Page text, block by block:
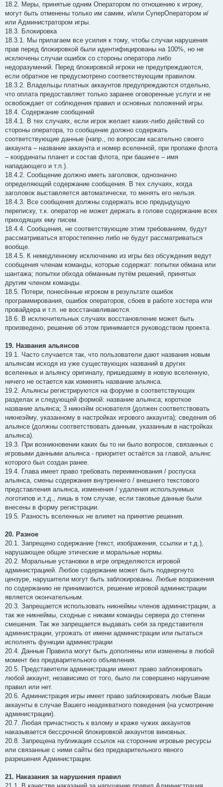
18.2. Меры, принятые одним Оператором по отношению к игроку,
могут быть отменены только им самим, и/или СуперОператором и/
или Администратором игры.
18.3. Блокировка
18.3.1. Мы прилагаем все усилия к тому, чтобы случаи нарушения
прав перед блокировкой были идентифицированы на 100%, но не
исключены случаи ошибок со стороны оператора либо
недоразумений. Перед блокировкой игроки не предупреждаются,
если обратное не предусмотрено соответствующим правилом.
18.3.2. Владельцы платных аккаунтов предупреждаются отдельно,
что оплата предоставляет только заранее оговоренные услуги и не
освобождает от соблюдения правил и основных положений игры.
18.4. Содержание сообщений
18.4.1. В тех случаях, если игрок желает каких-либо действий со
стороны оператора, то сообщение должно содержать
соответствующие данные (напр., по вопросам касательно своего
аккаунта – название аккаунта и номер вселенной, при пропаже флота
– координаты планет и состав флота, при башинге – имя
нападающего и т.п.).
18.4.2. Сообщение должно иметь заголовок, однозначно
определяющий содержание сообщения. В тех случаях, когда
заголовок выставляется автоматически, то менять его нельзя.
18.4.3. Все сообщения должны содержать всю предыдущую
переписку, т.к. оператор не может держать в голове содержание всех
приходящих ему писем.
18.4.4. Сообщения, не соответствующие этим требованиям, будут
рассматриваться второстепенно либо не будут рассматриваться
вообще.
18.4.5. К немедленному исключению из игры без обсуждения ведут
сообщения членам команды, которые содержат: попытки обмана или
шантажа; попытки обхода обманным путём решений, принятых
другим членом команды.
18.5. Потери, понесённые игроком в результате ошибок
программирования, ошибок операторов, сбоев в работе хостера или
провайдера и т.п. не восстанавливаются.
18.6. В исключительных случаях восстановление может быть
произведено, решение об этом принимается руководством проекта.
19. Названия альянсов
19.1. Часто случается так, что пользователи дают названия новым
альянсам исходя из уже существующих названий в других
вселенных и альянсу оригиналу, пришедшему в новую вселенную,
ничего не остается как изменять название альянса.
19.2. Альянсы регистрируются на форуме в соответствующих
разделах и следующей формой: название альянса; короткое
название альянса; 3 никнэйм основателя (должен соответствовать
никнеэйму, указанному в настройках игрового аккаунта); сведения об
альянсе (должны соответствовать данным, указанным в настройках
альянса).
19.3. При возникновении каких бы то ни было вопросов, связанных с
игровыми данными альянса - приоритет остаётся за главой, альянс
которого был создан ранее.
19.4. Глава имеет право требовать переименования / роспуска
альянса, смены содержания внутреннего / внешнего текстового
представления альянса, изменения / удаления используемых
логотипов и.т.д., лишь в том случае, если таковые данные были
внесены в форму регистрации.
19.5. Разность вселенных не влияет на принятие решения.
20. Разное
20.1. Запрещено содержание (текст, изображения, ссылки и т.д.),
нарушающее общие этические и моральные нормы.
20.2. Моральные установки в игре определяются игровой
администрацией. Любое содержание может быть подвергнуто
цензуре, нарушители могут быть заблокированы. Любые возражения
по содержанию не принимаются, решение игровой администрации
является окончательным.
20.3. Запрещается использовать никнеймы членов администрации, а
так же никнеймы, сходные с никами команды сервера до степени
смешения. Так же запрещается выдавать себя за представителя
администрации, угрожать от имени администрации или пытаться
исполнять функции администрации
20.4. Данные Правила могут быть дополнены или изменены в любой
момент без предварительного объявления.
20.5. Представители администрации имеют право заблокировать
любой аккаунт, независимо от того, было ли совершено нарушение
правил или нет.
20.6. Администрация игры имеет право заблокировать любые Ваши
аккаунты в случае Вашего неадекватного поведения (на усмотрение
администрации).
20.7. Любая причастность к взлому и краже чужих аккаунтов
наказывается бессрочной блокировкой аккаунтов виновных.
20.8. Запрещена публикация ссылок на сторонние игровые ресурсы
или связанные с ними сайты без предварительного явного
разрешения Администрации.
21. Наказания за нарушения правил